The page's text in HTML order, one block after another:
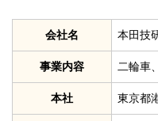
会社名 本田技
事業内容 二輪車
本社 東京都